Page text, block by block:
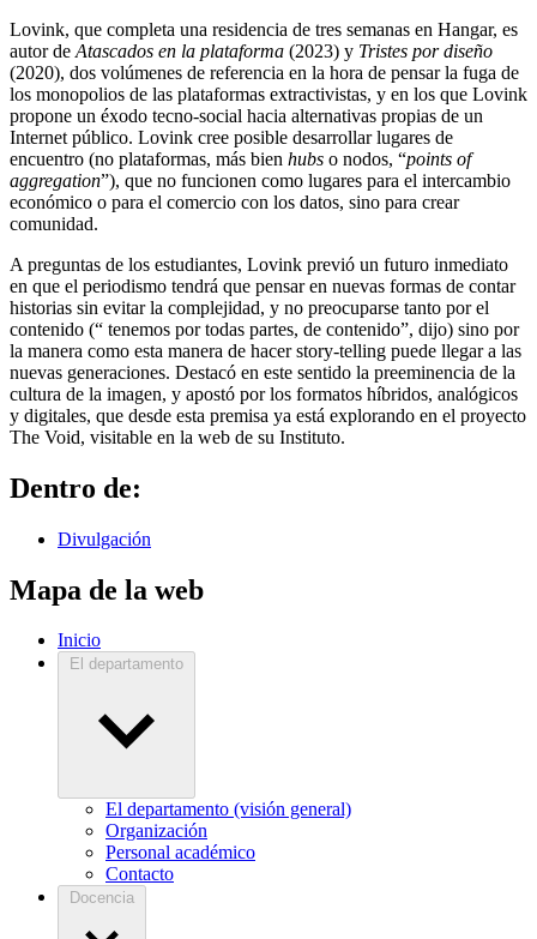
Lovink, que completa una residencia de tres semanas en Hangar, es
autor de Atascados en la plataforma (2023) y Tristes por diseño
(2020), dos volúmenes de referencia en la hora de pensar la fuga de
los monopolios de las plataformas extractivistas, y en los que Lovink
propone un éxodo tecno-social hacia alternativas propias de un
Internet público. Lovink cree posible desarrollar lugares de
encuentro (no plataformas, más bien hubs o nodos, “points of
aggregation”), que no funcionen como lugares para el intercambio
económico o para el comercio con los datos, sino para crear
comunidad.
A preguntas de los estudiantes, Lovink previó un futuro inmediato
en que el periodismo tendrá que pensar en nuevas formas de contar
historias sin evitar la complejidad, y no preocuparse tanto por el
contenido (“ tenemos por todas partes, de contenido”, dijo) sino por
la manera como esta manera de hacer story-telling puede llegar a las
nuevas generaciones. Destacó en este sentido la preeminencia de la
cultura de la imagen, y apostó por los formatos híbridos, analógicos
y digitales, que desde esta premisa ya está explorando en el proyecto
The Void, visitable en la web de su Instituto.
Dentro de:
Divulgación
Mapa de la web
Inicio
El departamento
El departamento (visión general)
Organización
Personal académico
Contacto
Docencia